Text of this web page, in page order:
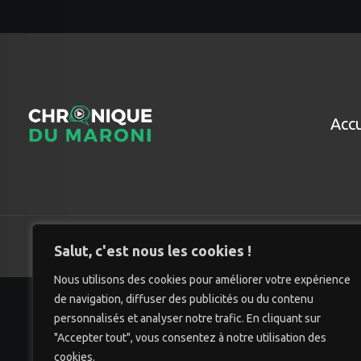
Salut, c'est nous les cookies !
Nous utilisons des cookies pour améliorer votre expérience
de navigation, diffuser des publicités ou du contenu
personnalisés et analyser notre trafic. En cliquant sur
"Accepter tout", vous consentez à notre utilisation des
cookies.
©